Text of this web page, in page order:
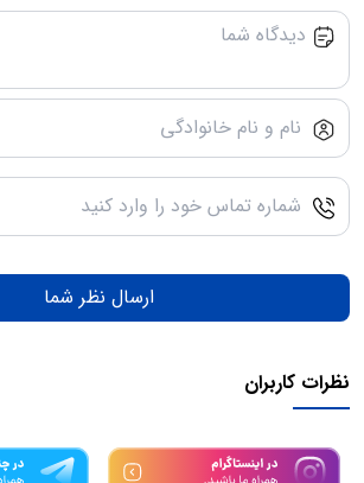
ارسال نظر شما
نظرات کاربران